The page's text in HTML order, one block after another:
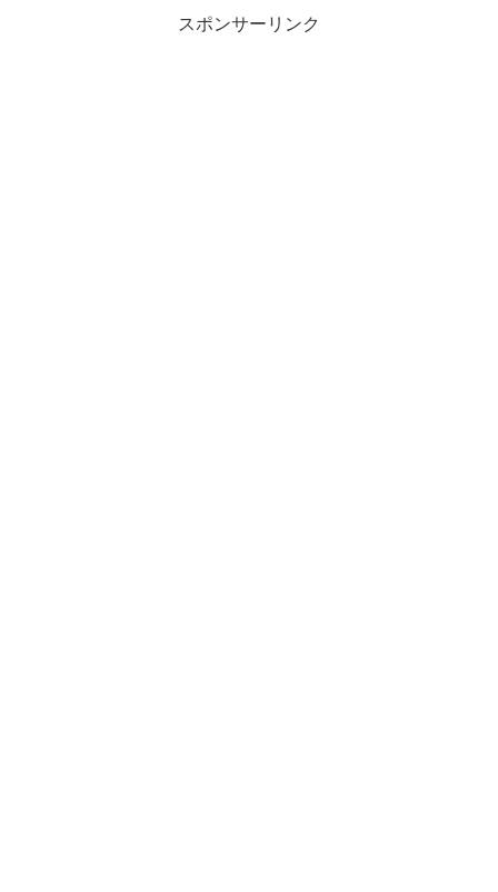
スポンサーリンク